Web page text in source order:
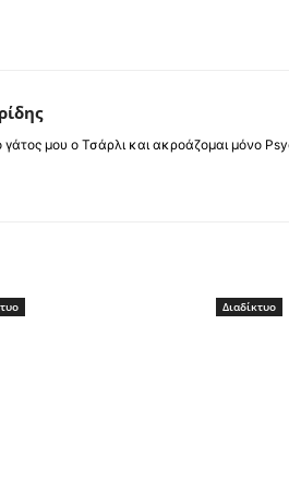
γάτος μου ο Τσάρλι και ακροάζομαι μόνο
Διαδίκτυο